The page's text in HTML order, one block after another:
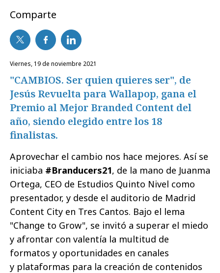
Comparte
viernes, 19 de noviembre 2021
"CAMBIOS. Ser quien quieres ser", de
Jesús Revuelta para Wallapop, gana el
Premio al Mejor Branded Content del
año, siendo elegido entre los 18
finalistas.
Aprovechar el cambio nos hace mejores. Así se
iniciaba #Branducers21, de la mano de Juanma
Ortega, CEO de Estudios Quinto Nivel como
presentador, y desde el auditorio de Madrid
Content City en Tres Cantos. Bajo el lema
"Change to Grow", se invitó a superar el miedo
y afrontar con valentía la multitud de
formatos y oportunidades en canales
y plataformas para la creación de contenidos